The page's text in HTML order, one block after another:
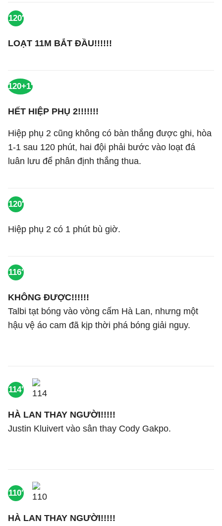
120'
LOẠT 11M BẮT ĐẦU!!!!!!
120+1'
HẾT HIỆP PHỤ 2!!!!!!!
Hiệp phụ 2 cũng không có bàn thắng được ghi, hòa
1-1 sau 120 phút, hai đội phải bước vào loạt đá
luân lưu để phân định thắng thua.
120'
Hiệp phụ 2 có 1 phút bù giờ.
116'
KHÔNG ĐƯỢC!!!!!!
Talbi tạt bóng vào vòng cấm Hà Lan, nhưng một
hậu vệ áo cam đã kịp thời phá bóng giải nguy.
114'
HÀ LAN THAY NGƯỜI!!!!!
Justin Kluivert vào sân thay Cody Gakpo.
110'
HÀ LAN THAY NGƯỜI!!!!!